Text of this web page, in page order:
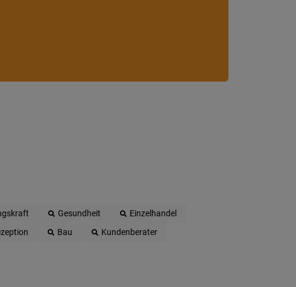
Gesundheit
Einzelhandel
Bau
Kundenberater